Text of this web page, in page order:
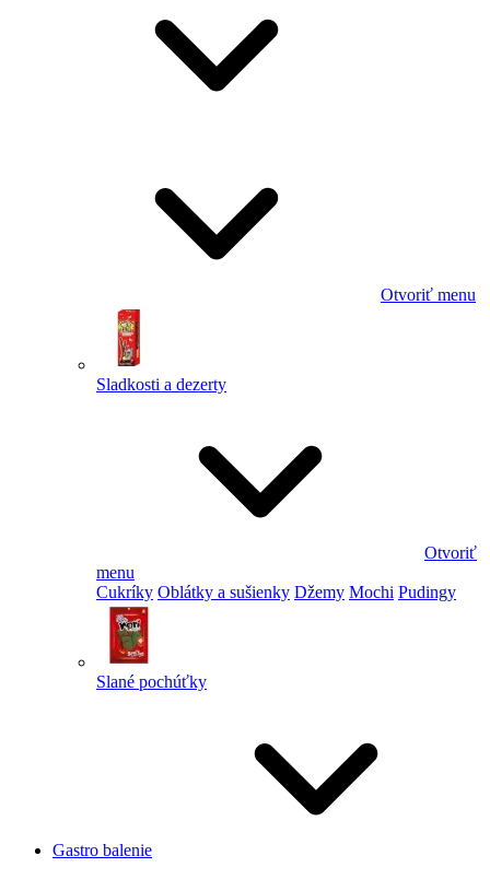
Otvoriť menu
Sladkosti a dezerty
Otvoriť
menu
Cukríky Oblátky a sušienky Džemy Mochi Pudingy
Slané pochúťky
Gastro balenie